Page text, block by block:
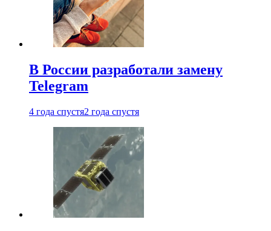
В России разработали замену
Telegram
4 года спустя2 года спустя